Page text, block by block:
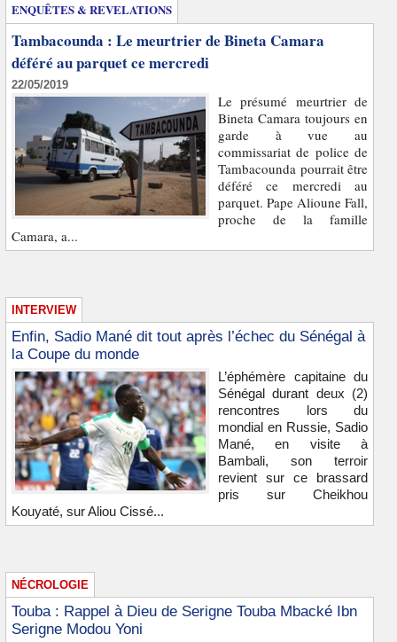
ENQUÊTES & REVELATIONS
Tambacounda : Le meurtrier de Bineta Camara
déféré au parquet ce mercredi
22/05/2019
Le présumé meurtrier de
Bineta Camara toujours en
garde à vue au
commissariat de police de
Tambacounda pourrait être
déféré ce mercredi au
parquet. Pape Alioune Fall,
proche de la famille
Camara, a...
INTERVIEW
Enfin, Sadio Mané dit tout après l’échec du Sénégal à
la Coupe du monde
L’éphémère capitaine du
Sénégal durant deux (2)
rencontres lors du
mondial en Russie, Sadio
Mané, en visite à
Bambali, son terroir
revient sur ce brassard
pris sur Cheikhou
Kouyaté, sur Aliou Cissé...
NÉCROLOGIE
Touba : Rappel à Dieu de Serigne Touba Mbacké Ibn
Serigne Modou Yoni